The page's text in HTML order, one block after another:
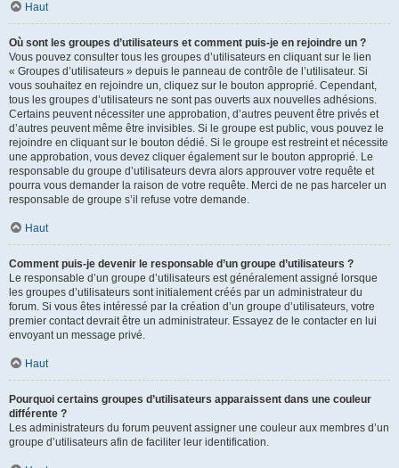
Haut
Où sont les groupes d’utilisateurs et comment puis-je en rejoindre un ?
Vous pouvez consulter tous les groupes d’utilisateurs en cliquant sur le lien
« Groupes d’utilisateurs » depuis le panneau de contrôle de l’utilisateur. Si
vous souhaitez en rejoindre un, cliquez sur le bouton approprié. Cependant,
tous les groupes d’utilisateurs ne sont pas ouverts aux nouvelles adhésions.
Certains peuvent nécessiter une approbation, d’autres peuvent être privés et
d’autres peuvent même être invisibles. Si le groupe est public, vous pouvez le
rejoindre en cliquant sur le bouton dédié. Si le groupe est restreint et nécessite
une approbation, vous devez cliquer également sur le bouton approprié. Le
responsable du groupe d’utilisateurs devra alors approuver votre requête et
pourra vous demander la raison de votre requête. Merci de ne pas harceler un
responsable de groupe s’il refuse votre demande.
Haut
Comment puis-je devenir le responsable d’un groupe d’utilisateurs ?
Le responsable d’un groupe d’utilisateurs est généralement assigné lorsque
les groupes d’utilisateurs sont initialement créés par un administrateur du
forum. Si vous êtes intéressé par la création d’un groupe d’utilisateurs, votre
premier contact devrait être un administrateur. Essayez de le contacter en lui
envoyant un message privé.
Haut
Pourquoi certains groupes d’utilisateurs apparaissent dans une couleur
différente ?
Les administrateurs du forum peuvent assigner une couleur aux membres d’un
groupe d’utilisateurs afin de faciliter leur identification.